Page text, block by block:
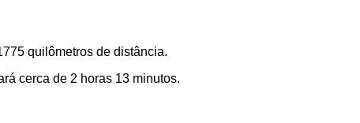
quilômetros de distância.
cerca de 2 horas 13 minutos.